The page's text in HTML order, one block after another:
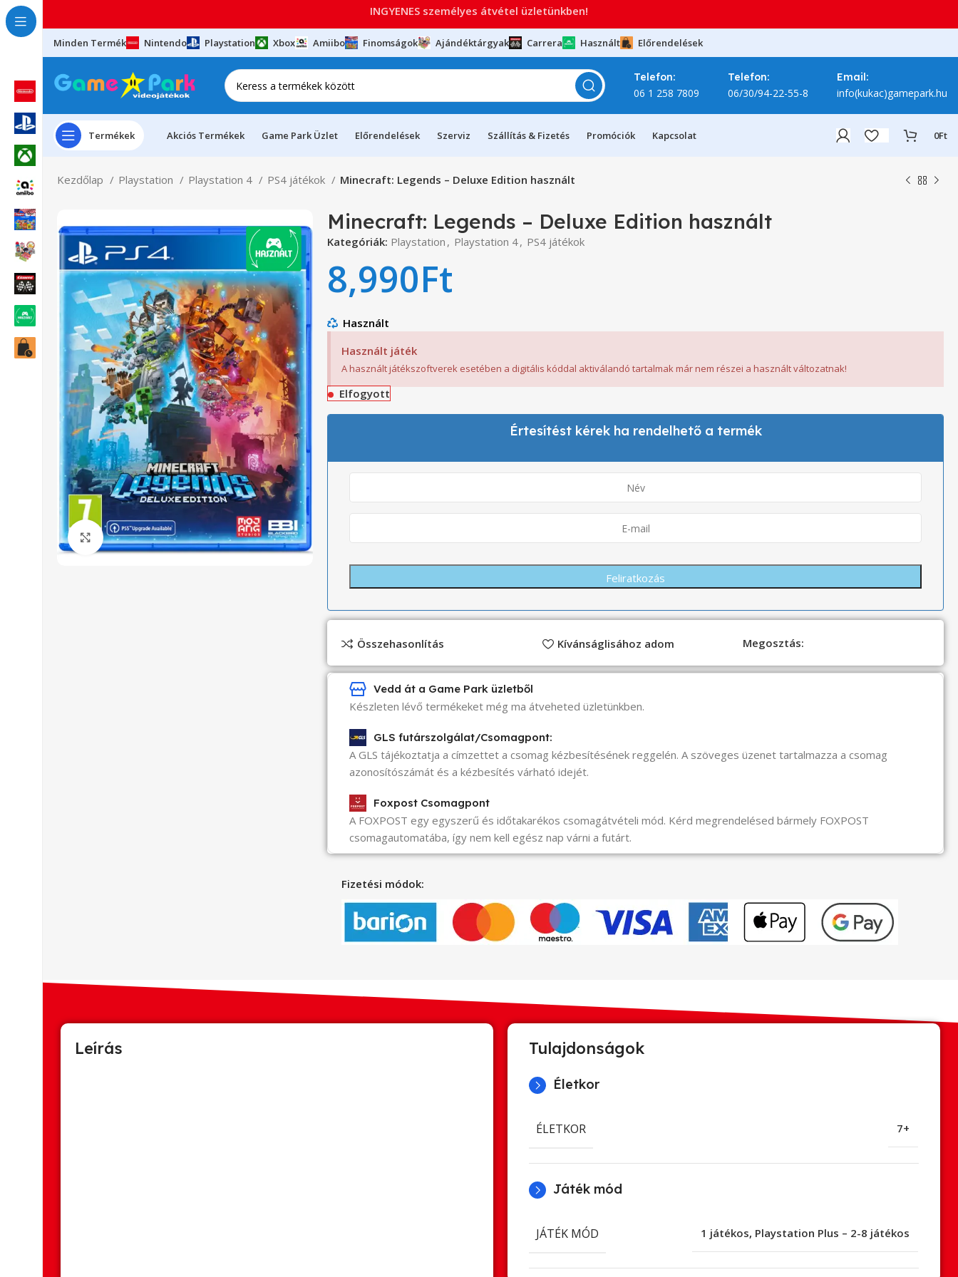
Minden Termék Nintendo Playstation Xbox Amiibo Finomságok Ajándéktárgyak Carrera Használt Előrendelések
Telefon:
06 1 258 7809
Telefon:
06/30/94-22-55-8
Email:
info(kukac)gamepark.hu
Termékek Akciós Termékek Game Park Üzlet Előrendelések Szerviz Szállítás & Fizetés Promóciók Kapcsolat 0Ft
Kezdőlap Playstation Playstation 4 PS4 játékok Minecraft: Legends – Deluxe Edition használt
Click to enlarge
Minecraft: Legends – Deluxe Edition használt
Kategóriák: Playstation , Playstation 4, PS4 játékok
8,990Ft
Használt
Használt játék
A használt játékszoftverek esetében a digitális kóddal aktiválandó tartalmak már nem részei a használt változatnak!
Elfogyott
Értesítést kérek ha rendelhető a termék
Összehasonlítás Kívánságlisához adom Megosztás:
Vedd át a Game Park üzletből
Készleten lévő termékeket még ma átveheted üzletünkben.
GLS futárszolgálat/Csomagpont:
A GLS tájékoztatja a címzettet a csomag kézbesítésének reggelén. A szöveges üzenet tartalmazza a csomag
azonosítószámát és a kézbesítés várható idejét.
Foxpost Csomagpont
A FOXPOST egy egyszerű és időtakarékos csomagátvételi mód. Kérd megrendelésed bármely FOXPOST
csomagautomatába, így nem kell egész nap várni a futárt.
Fizetési módok:
Leírás Tulajdonságok
Életkor
ÉLETKOR 7+
Játék mód
JÁTÉK MÓD 1 játékos, Playstation Plus – 2-8 játékos
INGYENES személyes átvétel üzletünkben!